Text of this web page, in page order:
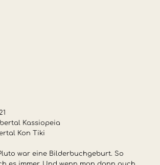
Kassiopeia
Kon Tiki
war eine Bilderbuchgeburt. So